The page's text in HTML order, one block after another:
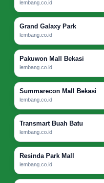
lembang.co.id
Grand Galaxy Park
lembang.co.id
Pakuwon Mall Bekasi
lembang.co.id
Summarecon Mall Bekasi
lembang.co.id
Transmart Buah Batu
lembang.co.id
Resinda Park Mall
lembang.co.id